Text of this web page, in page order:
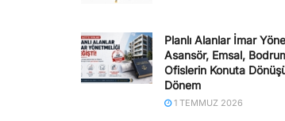
Planlı Alanlar İmar
Asansör, Emsal,
Ofislerin Konuta
Dönem
1 TEMMUZ 2026